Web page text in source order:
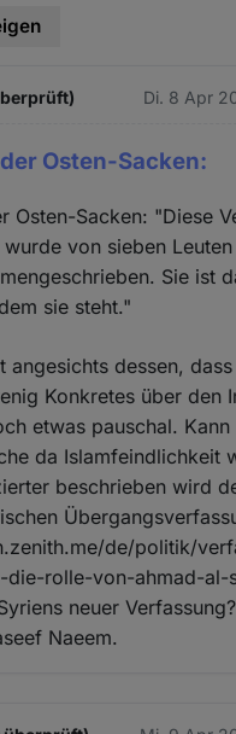
Di. 8 Apr
Osten-Sacken:
Osten-Sacken: "Diese
von sieben
Sie ist
sie steht."
angesichts dessen,
Konkretes über den
etwas pauschal. Kann
da Islamfeindlichkeit
beschrieben wird
de/politik/
die-rolle-von-ahmad-al-
neuer
Naeem.